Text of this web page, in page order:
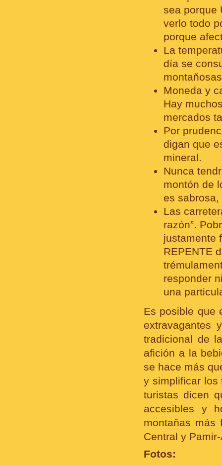
sea porque
verlo todo
porque
La
día se
Moneda y
Hay
mercados
Por
digan que
mineral.
Nunca
montón de
es
Las
razón”.
justamente
REPENTE
responder
una
Es posible que
extravagantes
tradicional de
afición a la
se hace más
y simplificar los
turistas dicen
accesibles y
montaňas más
Central y
Fotos: